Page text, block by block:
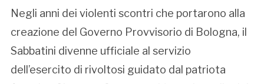
Negli anni dei violenti scontri che portarono alla
creazione del Governo Provvisorio di Bologna, il
Sabbatini divenne ufficiale al servizio
dell’esercito di rivoltosi guidato dal patriota